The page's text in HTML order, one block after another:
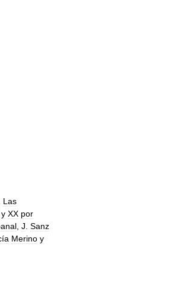
Las
y XX por
, J. Sanz
Merino y